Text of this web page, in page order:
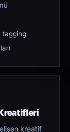
tagging
kreatif